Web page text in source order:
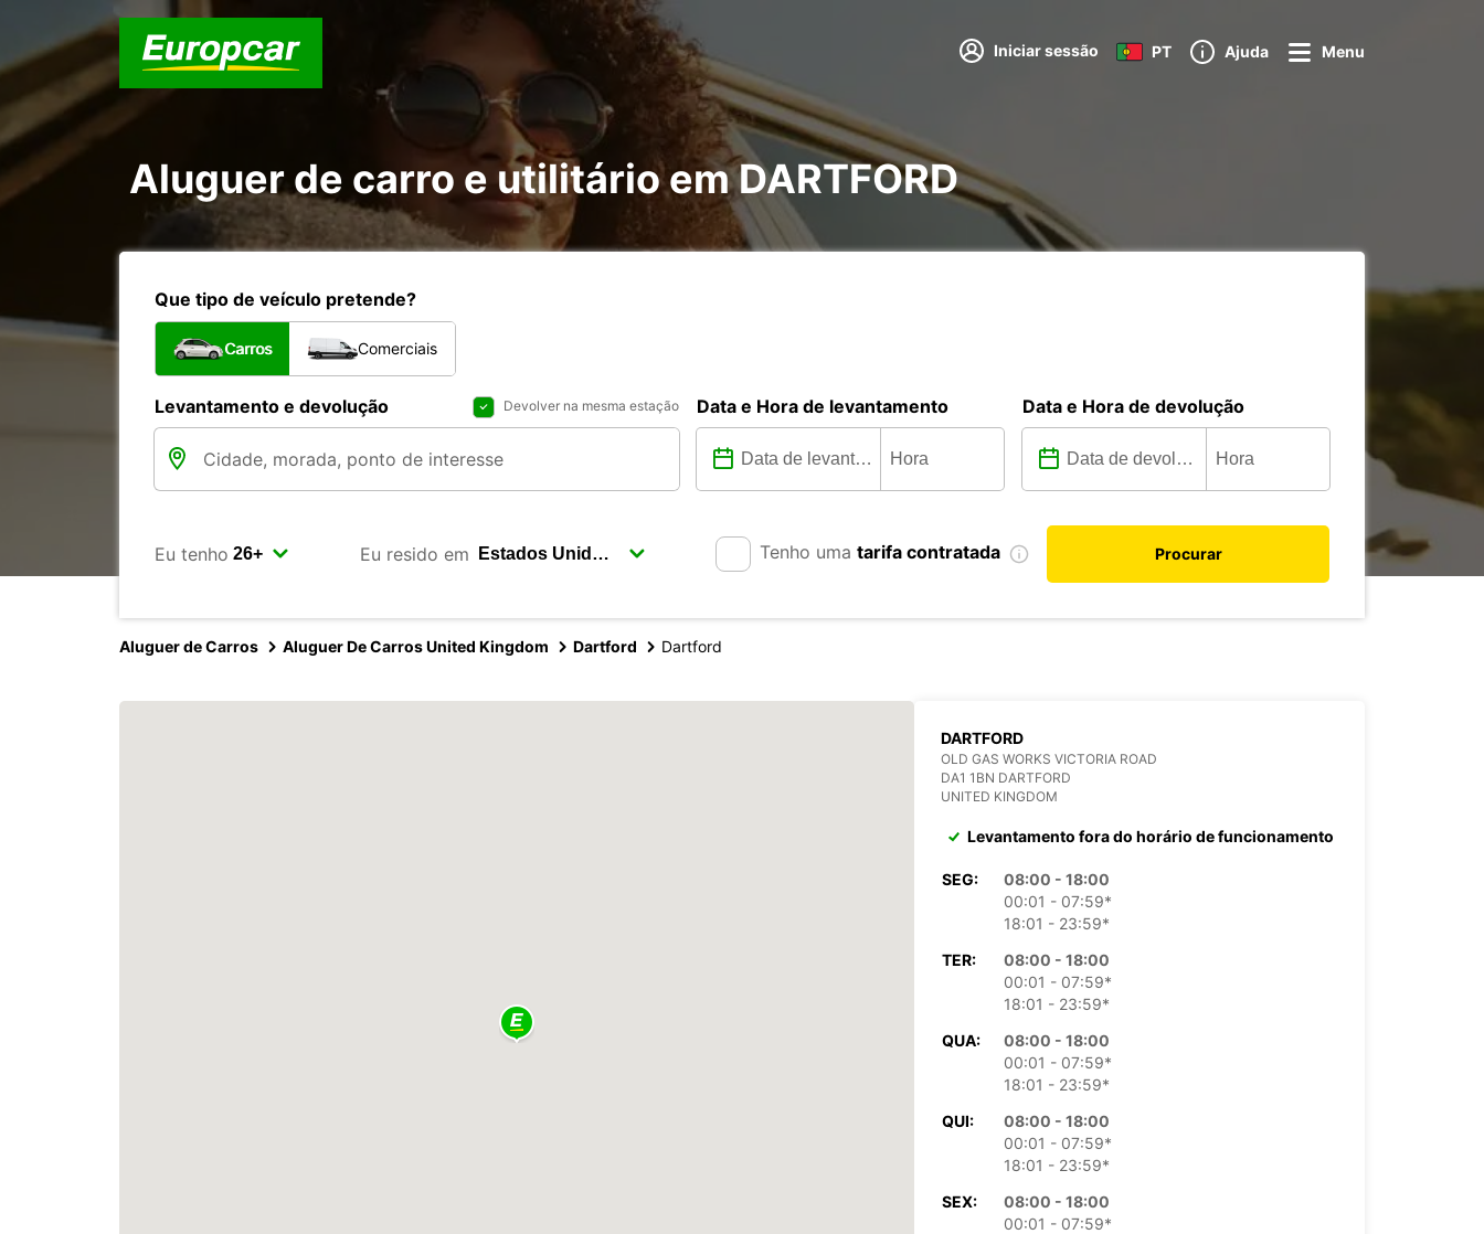
Iniciar sessão PT Ajuda Menu
Aluguer de carro e utilitário em DARTFORD
Que tipo de veículo pretende?
Carros Comerciais
Levantamento e devolução Devolver na mesma estação Data e Hora de levantamento Data e Hora de devolução
Eu tenho Eu resido em Tenho uma tarifa contratada Procurar
Aluguer de Carros Aluguer De Carros United Kingdom Dartford Dartford
DARTFORD
OLD GAS WORKS VICTORIA ROAD
DA1 1BN DARTFORD
UNITED KINGDOM
Levantamento fora do horário de funcionamento
SEG:
08:00 - 18:00
00:01 - 07:59*
18:01 - 23:59*
TER:
08:00 - 18:00
00:01 - 07:59*
18:01 - 23:59*
QUA:
08:00 - 18:00
00:01 - 07:59*
18:01 - 23:59*
QUI:
08:00 - 18:00
00:01 - 07:59*
18:01 - 23:59*
SEX:
08:00 - 18:00
00:01 - 07:59*